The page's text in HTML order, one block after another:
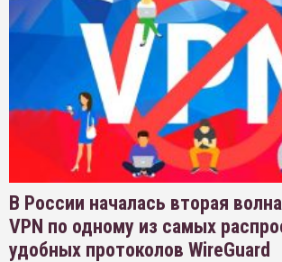
В России началась вторая
VPN по одному из самых
удобных протоколов WireGuard